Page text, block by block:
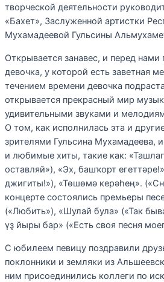
творческой деятельности
«Бахет», Заслуженной артистки
Мухамадеевой Гульсины
Открывается занавес, и перед нами
девочка, у которой есть заветная
течением времени девочка
открывается прекрасный мир
удивительными звуками и
О том, как исполнилась эта и
зрителями Гульсина Мухамадеева,
и любимые хиты, такие как:
оставляй»), «Эх, башҡорт
джигиты!»), «Төшөмә керәһең».
концерте состоялись премьеры
(«Любить»), «Шулай була» («Так
үҙ йыры бар» («Есть своя песня
С юбилеем певицу поздравили
поклонники и земляки из
ним присоединились коллеги по